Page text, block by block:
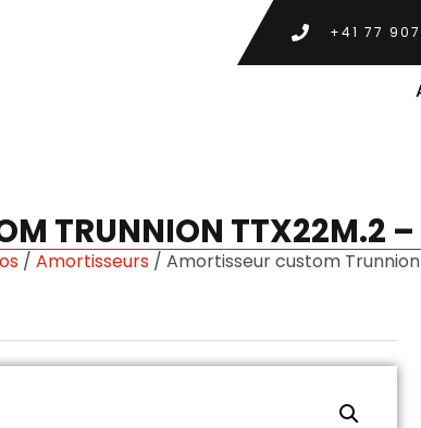
+41 77
TRUNNION TTX22M.2 –
/ Amortisseurs / Amortisseur custom Trunnion